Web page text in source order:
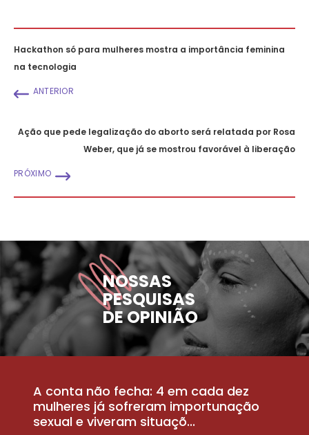
Hackathon só para mulheres mostra a importância feminina
na tecnologia
ANTERIOR
Ação que pede legalização do aborto será relatada por Rosa
Weber, que já se mostrou favorável à liberação
PRÓXIMO
NOSSAS
PESQUISAS
DE OPINIÃO
A conta não fecha: 4 em cada dez
mulheres já sofreram importunação
sexual e viveram situaçõ...